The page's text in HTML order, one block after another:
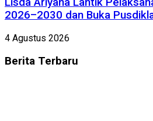
2026–2030 dan Buka
4 Agustus 2026
Berita Terbaru